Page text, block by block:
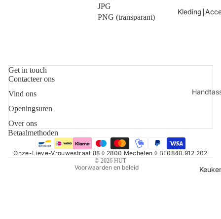
Tafels
Kleding￨
Shop
JPG
PNG (transparant)
Get in touch
Contacteer ons
Vind ons
Openingsuren
Over ons
Betaalmethoden
Onze-Lieve-Vrouwestraat 88 ◊ 2800 Mechelen ◊ BE0840.912.202
© 2026 HUT
Voorwaarden en beleid
Privacybeleid
Verzendbeleid
Contactgegevens